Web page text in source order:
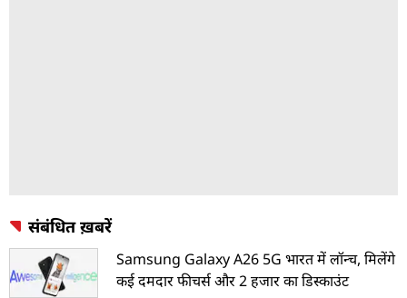
संबंधित ख़बरें
Samsung Galaxy A26 5G भारत में लॉन्च, मिलेंगे
कई दमदार फीचर्स और 2 हजार का डिस्काउंट